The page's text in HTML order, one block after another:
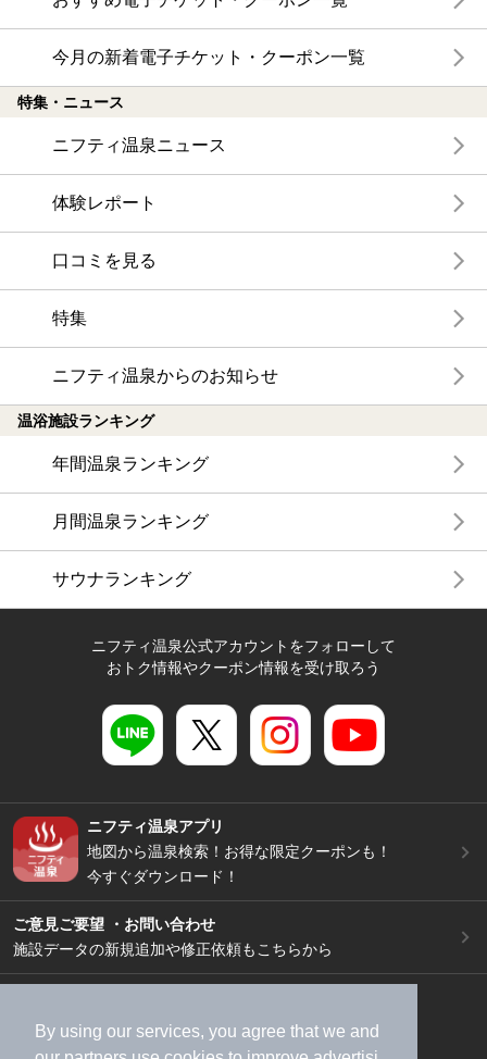
By using our services, you agree that we and
今月の新着電子チケット・クーポン一覧
特集・ニュース
ニフティ温泉ニュース
体験レポート
口コミを見る
特集
ニフティ温泉からのお知らせ
温浴施設ランキング
年間温泉ランキング
月間温泉ランキング
サウナランキング
ニフティ温泉公式アカウントをフォローして
おトク情報やクーポン情報を受け取ろう
ニフティ温泉アプリ
地図から温泉検索！お得な限定クーポンも！
今すぐダウンロード！
ご意見ご要望 ・お問い合わせ
施設データの新規追加や修正依頼もこちらから
加盟店募集（資料請求）
広告出稿のご案内